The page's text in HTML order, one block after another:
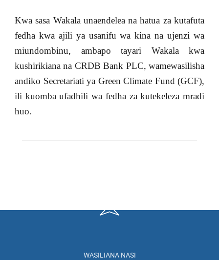
Kwa sasa Wakala unaendelea na hatua za kutafuta
fedha kwa ajili ya usanifu wa kina na ujenzi wa
miundombinu, ambapo tayari Wakala kwa
kushirikiana na CRDB Bank PLC, wamewasilisha
andiko Secretariati ya Green Climate Fund (GCF),
ili kuomba ufadhili wa fedha za kutekeleza mradi
huo.
WASILIANA NASI